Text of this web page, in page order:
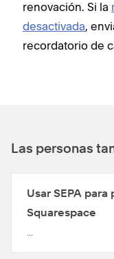
renovación. Si la
desactivada,
recordatorio de
Las personas
Usar SEPA
Squarespace
...